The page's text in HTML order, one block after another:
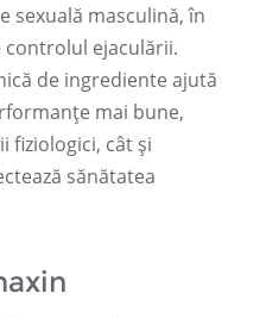
sexuală masculină, în
controlul ejaculării.
de ingrediente ajută
mai bune,
fiziologici, cât și
sănătatea